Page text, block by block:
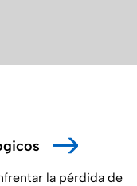
la pérdida de